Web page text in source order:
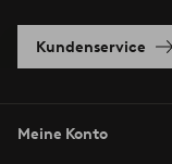
Kundenservice
Meine Konto